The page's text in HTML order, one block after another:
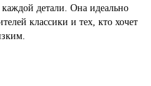
детали. Она идеально
классики и тех, кто хочет